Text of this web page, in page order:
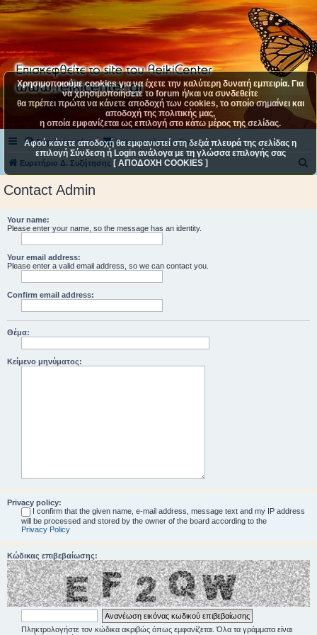
Συχνές ερωτήσεις Επικοινωνήστε μαζί μας
Ευρετήριο Δ. Συζήτησης
Contact Admin
Your name:
Please enter your name, so the message has an identity.
Your email address:
Please enter a valid email address, so we can contact you.
Confirm email address:
Θέμα:
Κείμενο μηνύματος:
Privacy policy:
I confirm that the given name, e-mail address, message text and my IP address
will be processed and stored by the owner of the board according to the
Privacy Policy
Κώδικας επιβεβαίωσης:
Πληκτρολογήστε τον κώδικα ακριβώς όπως εμφανίζεται. Όλα τα γράμματα είναι
Χρησιμοποιούμε cookies για να έχετε την καλύτερη δυνατή εμπειρία. Για
να χρησιμοποιήσετε το forum ή/και να συνδεθείτε
θα πρέπει πρώτα να κάνετε αποδοχή των cookies, το οποίο σημαίνει και
αποδοχή της πολιτικής μας,
η οποία εμφανίζεται ως επιλογή στο κάτω μέρος της σελίδας.
Αφού κάνετε αποδοχή θα εμφανιστεί στη δεξιά πλευρά της σελίδας η
επιλογή Σύνδεση ή Login ανάλογα με τη γλώσσα επιλογής σας
[ ΑΠΟΔΟΧΗ COOKIES ]